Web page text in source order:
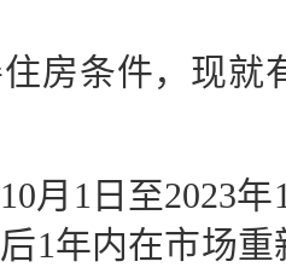
房条件，现就
月1日至2023
1年内在市场